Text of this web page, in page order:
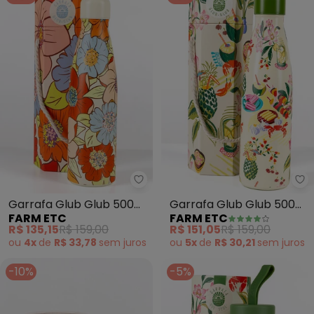
Farm Etc - Garrafa Glub Glub
Garrafa Glub Glub 500ml
Floral Carolina (Bege)
FARM ETC
R$ 135,15R$ 159,00
ou 4x de R$ 33,78 sem juros
Garrafa Glub Glub 500ml
Comida de Praia (Bege)
FARM ETC
R$ 151,05R$ 159,00
ou 5x de R$ 30,21 sem juros
-10% -5%